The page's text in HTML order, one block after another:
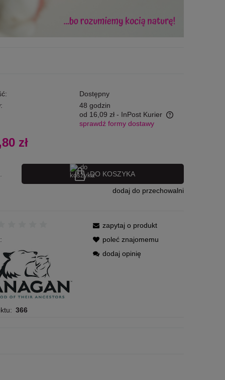
Dostępny
48 godzin
od 16,09 zł - InPost Kurier
sprawdź formy dostawy
zł
DO KOSZYKA
dodaj do przechowalni
366
zapytaj o produkt
poleć znajomemu
dodaj opinię